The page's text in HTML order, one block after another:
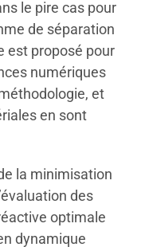
le pire cas pour
de séparation
est proposé pour
numériques
et
en sont
la minimisation
des
optimale
dynamique